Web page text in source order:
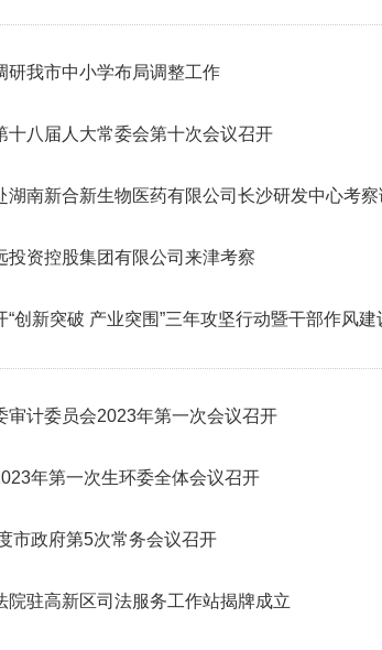
研我市中小学布局调整工作
十八届人大常委会第十次会议召开
湖南新合新生物医药有限公司长沙研发中心考
投资控股集团有限公司来津考察
“创新突破 产业突围”三年攻坚行动暨干部作风
审计委员会2023年第一次会议召开
年第一次生环委全体会议召开
市政府第5次常务会议召开
院驻高新区司法服务工作站揭牌成立